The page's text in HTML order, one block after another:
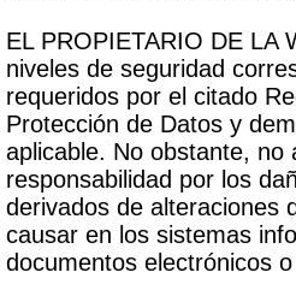
EL PROPIETARIO DE LA
niveles de seguridad
requeridos por el citado
Protección de Datos y
aplicable. No obstante, no
responsabilidad por los
derivados de alteraciones
causar en los sistemas
documentos electrónicos